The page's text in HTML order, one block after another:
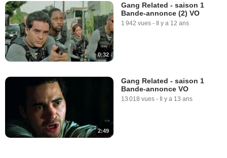
0:32
Gang Related - saison 1
Bande-annonce (2) VO
1 942 vues - Il y a 12 ans
2:49
Gang Related - saison 1
Bande-annonce VO
13 018 vues - Il y a 13 ans